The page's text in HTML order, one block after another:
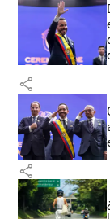
share
share